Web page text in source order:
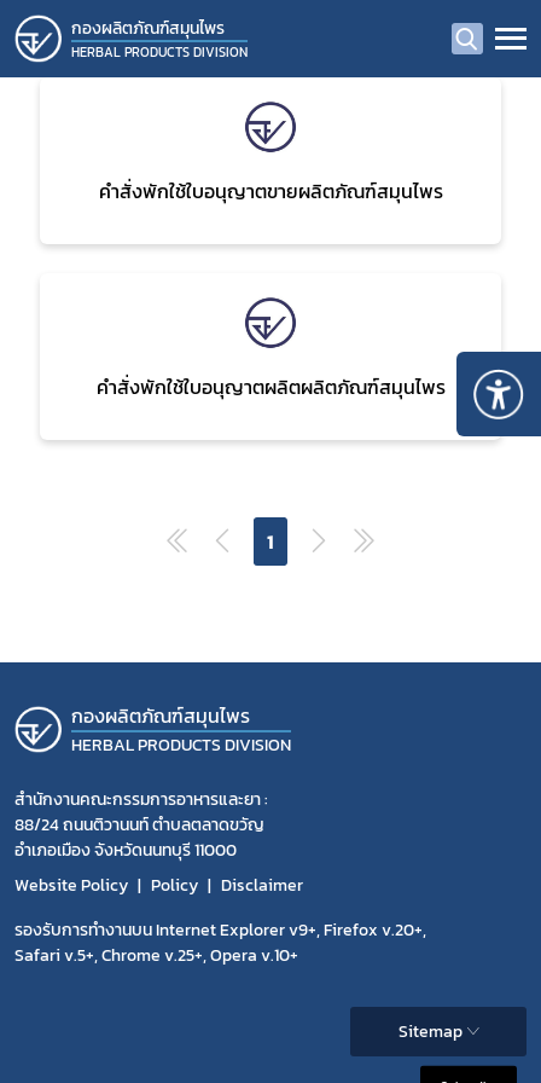
กองผลิตภัณฑ์สมุนไพร
HERBAL PRODUCTS DIVISION
คำสั่งพักใช้ใบอนุญาตขายผลิตภัณฑ์สมุนไพร
คำสั่งพักใช้ใบอนุญาตผลิตผลิตภัณฑ์สมุนไพร
1
กองผลิตภัณฑ์สมุนไพร
HERBAL PRODUCTS DIVISION
สำนักงานคณะกรรมการอาหารและยา :
88/24 ถนนติวานนท์ ตำบลตลาดขวัญ
อำเภอเมือง จังหวัดนนทบุรี 11000
Website Policy
Policy
Disclaimer
รองรับการทำงานบน Internet Explorer v9+, Firefox v.20+,
Safari v.5+, Chrome v.25+, Opera v.10+
Sitemap
Subscribe
เลือกหัวข้อที่ท่านต้องการ Subscribe
สมุนไพรใหม่
โควิด